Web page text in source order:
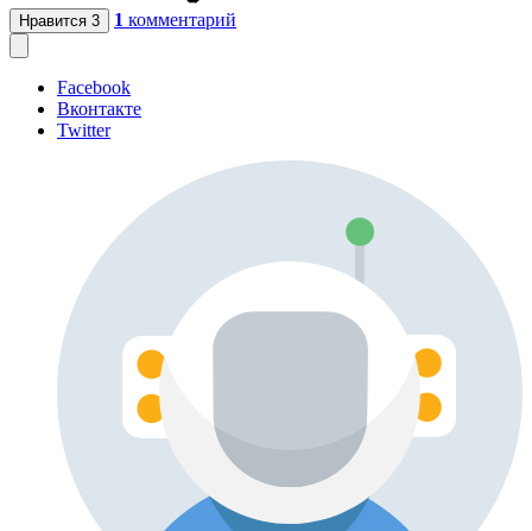
Нравится 3 1 комментарий
Facebook
Вконтакте
Twitter